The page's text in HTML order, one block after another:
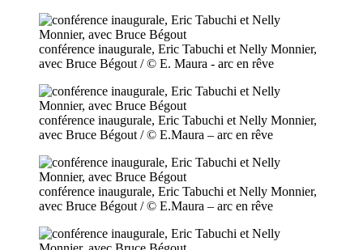
conférence inaugurale, Eric Tabuchi et Nelly Monnier,
avec Bruce Bégout / © E. Maura - arc en rêve
conférence inaugurale, Eric Tabuchi et Nelly Monnier,
avec Bruce Bégout / © E.Maura – arc en rêve
conférence inaugurale, Eric Tabuchi et Nelly Monnier,
avec Bruce Bégout / © E.Maura – arc en rêve